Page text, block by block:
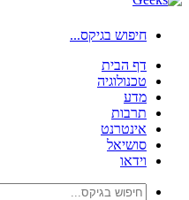
חיפוש בגיקס...
דף הבית
טכנולוגיה
מדע
תרבות
אינטרנט
סושיאל
וידאו